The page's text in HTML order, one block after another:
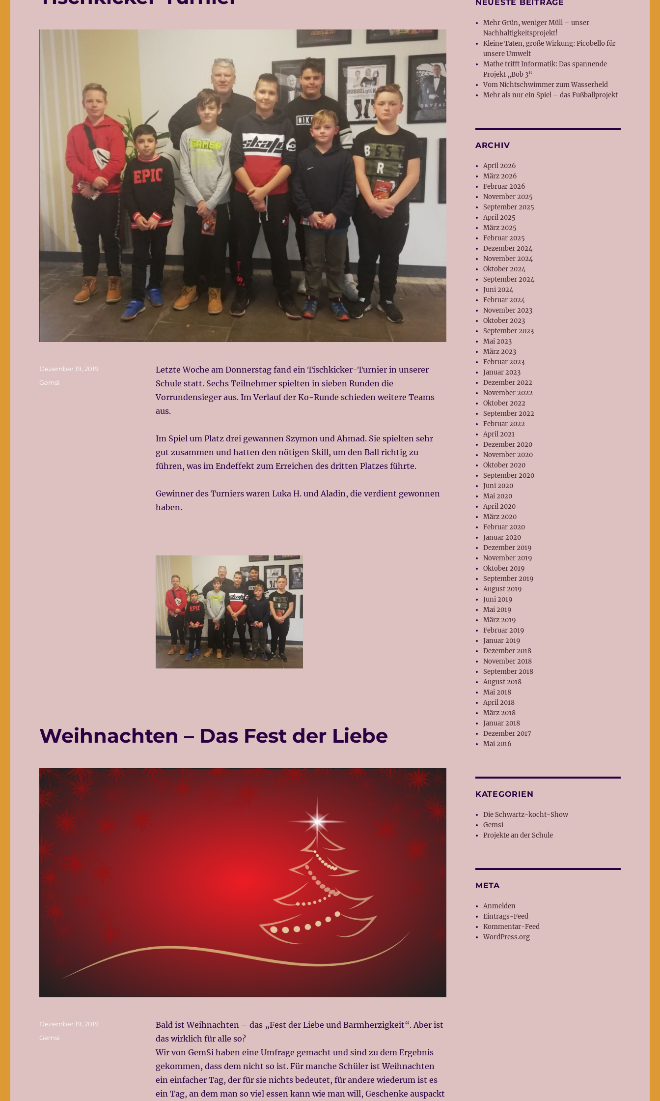
Letzte Woche am Donnerstag fand ein Tischkicker-Turnier in unserer
Schule statt. Sechs Teilnehmer spielten in sieben Runden die
Vorrundensieger aus. Im Verlauf der Ko-Runde schieden weitere Teams
aus.
Im Spiel um Platz drei gewannen Szymon und Ahmad. Sie spielten sehr
gut zusammen und hatten den nötigen Skill, um den Ball richtig zu
führen, was im Endeffekt zum Erreichen des dritten Platzes führte.
Gewinner des Turniers waren Luka H. und Aladin, die verdient gewonnen
haben.
Veröffentlicht
Dezember 19, 2019
Kategorien
Gemsi
Weihnachten – Das Fest der Liebe
Bald ist Weihnachten – das „Fest der Liebe und Barmherzigkeit“. Aber ist
das wirklich für alle so?
Wir von GemSi haben eine Umfrage gemacht und sind zu dem Ergebnis
gekommen, dass dem nicht so ist. Für manche Schüler ist Weihnachten
ein einfacher Tag, der für sie nichts bedeutet, für andere wiederum ist es
ein Tag, an dem man so viel essen kann wie man will, Geschenke auspackt
Veröffentlicht
am
Dezember 19, 2019
Kategorien
Gemsi
NEUESTE BEITRÄGE
Mehr Grün, weniger Müll – unser
Nachhaltigkeitsprojekt!
Kleine Taten, große Wirkung: Picobello für
unsere Umwelt
Mathe trifft Informatik: Das spannende
Projekt „Bob 3“
Vom Nichtschwimmer zum Wasserheld
Mehr als nur ein Spiel – das Fußballprojekt
ARCHIV
April 2026
März 2026
Februar 2026
November 2025
September 2025
April 2025
März 2025
Februar 2025
Dezember 2024
November 2024
Oktober 2024
September 2024
Juni 2024
Februar 2024
November 2023
Oktober 2023
September 2023
Mai 2023
März 2023
Februar 2023
Januar 2023
Dezember 2022
November 2022
Oktober 2022
September 2022
Februar 2022
April 2021
Dezember 2020
November 2020
Oktober 2020
September 2020
Juni 2020
Mai 2020
April 2020
März 2020
Februar 2020
Januar 2020
Dezember 2019
November 2019
Oktober 2019
September 2019
August 2019
Juni 2019
Mai 2019
März 2019
Februar 2019
Januar 2019
Dezember 2018
November 2018
September 2018
August 2018
Mai 2018
April 2018
März 2018
Januar 2018
Dezember 2017
Mai 2016
KATEGORIEN
Die Schwartz-kocht-Show
Gemsi
Projekte an der Schule
META
Anmelden
Eintrags-Feed
Kommentar-Feed
WordPress.org